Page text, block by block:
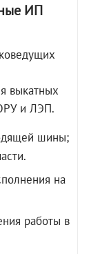
ИП
выкатных
и ЛЭП.
шины;
на
работы в